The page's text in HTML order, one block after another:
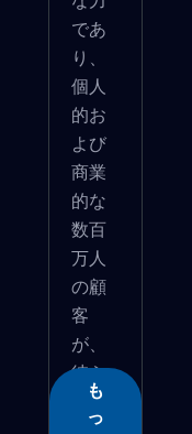
であ
り、
個人
的お
よび
商業
的な
数百
万人
の顧
客
が、
彼ら
�...
も
っ